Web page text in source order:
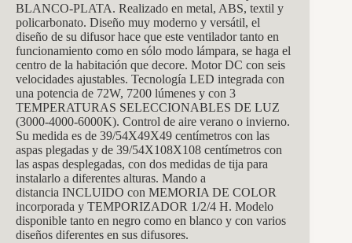
BLANCO-PLATA. Realizado en metal, ABS, textil y
policarbonato. Diseño muy moderno y versátil, el
diseño de su difusor hace que este ventilador tanto en
funcionamiento como en sólo modo lámpara, se haga el
centro de la habitación que decore. Motor DC con seis
velocidades ajustables. Tecnología LED integrada con
una potencia de 72W, 7200 lúmenes y con 3
TEMPERATURAS SELECCIONABLES DE LUZ
(3000-4000-6000K). Control de aire verano o invierno.
Su medida es de 39/54X49X49 centímetros con las
aspas plegadas y de 39/54X108X108 centímetros con
las aspas desplegadas, con dos medidas de tija para
instalarlo a diferentes alturas. Mando a
distancia INCLUIDO con MEMORIA DE COLOR
incorporada y TEMPORIZADOR 1/2/4 H. Modelo
disponible tanto en negro como en blanco y con varios
diseños diferentes en sus difusores.